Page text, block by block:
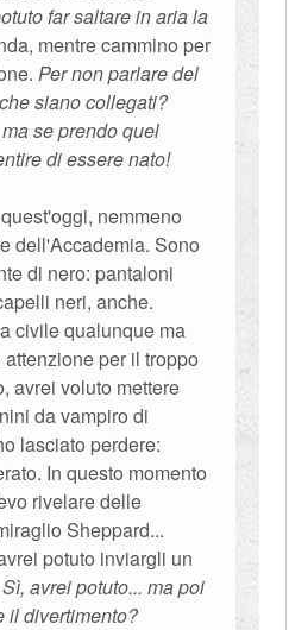
far saltare in aria la
mentre cammino per
Per non parlare del
siano collegati?
se prendo quel
di essere nato!
nemmeno
dell'Accademia. Sono
di nero: pantaloni
neri, anche.
civile qualunque ma
per il troppo
avrei voluto mettere
da vampiro di
lasciato perdere:
In questo momento
rivelare delle
Sheppard...
potuto inviargli un
Sì, avrei potuto... ma poi
il divertimento?